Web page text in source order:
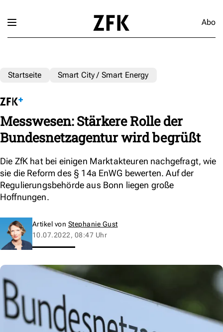
Abo
Startseite Smart City / Smart Energy
Messwesen: Stärkere Rolle der
Bundesnetzagentur wird begrüßt
Die ZfK hat bei einigen Marktakteuren nachgefragt, wie
sie die Reform des § 14a EnWG bewerten. Auf der
Regulierungsbehörde aus Bonn liegen große
Hoffnungen.
Artikel von Stephanie Gust
10.07.2022, 08:47 Uhr